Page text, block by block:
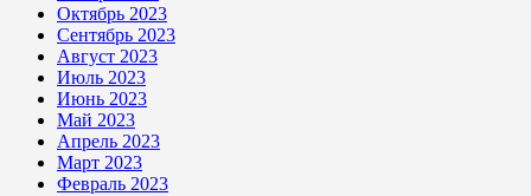
Октябрь 2023
Сентябрь 2023
Август 2023
Июль 2023
Июнь 2023
Май 2023
Апрель 2023
Март 2023
Февраль 2023